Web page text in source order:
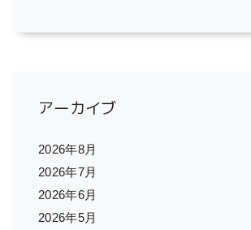
アーカイブ
2026年8月
2026年7月
2026年6月
2026年5月